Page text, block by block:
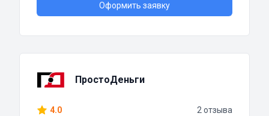
Оформить заявку
ПростоДеньги
4.0 2 отзыва